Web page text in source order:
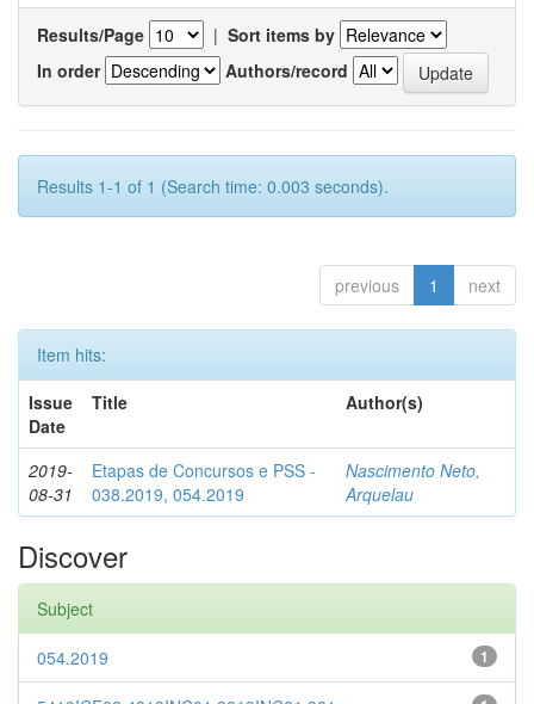
Results/Page | Sort items by
In order
Authors/record
Results 1-1 of 1 (Search time: 0.003 seconds).
previous 1 next
Item hits:
Issue
Date
Title Author(s)
2019-
08-31
Etapas de Concursos e PSS -
038.2019, 054.2019
Nascimento Neto,
Arquelau
Discover
Subject
1
054.2019